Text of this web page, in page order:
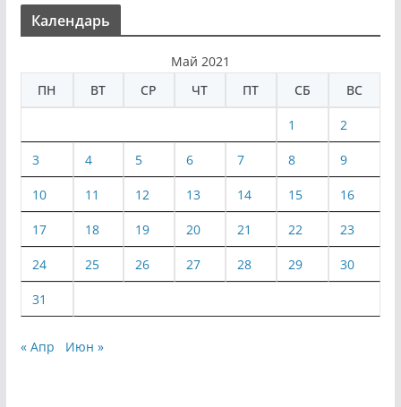
Календарь
Май 2021
ПН
ВТ СР ЧТ ПТ СБ ВС
1 2
3 4 5 6 7 8 9
10 11 12 13 14 15 16
17 18 19 20 21 22 23
24 25 26 27 28 29 30
31
« Апр Июн »